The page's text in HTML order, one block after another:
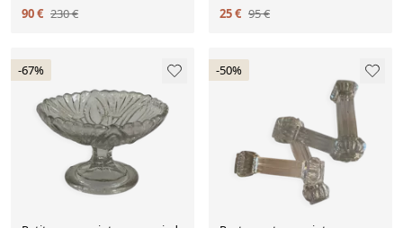
90 € 230 € 25 € 95 €
-67% -50%